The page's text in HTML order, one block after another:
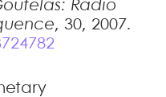
Radio
, 30, 2007.